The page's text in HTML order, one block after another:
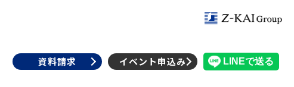
資料請求 イベント申込み